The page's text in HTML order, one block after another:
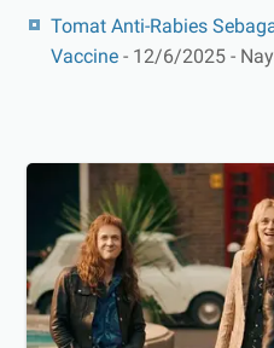
Tomat Anti-Rabies
Vaccine - 12/6/2025 -